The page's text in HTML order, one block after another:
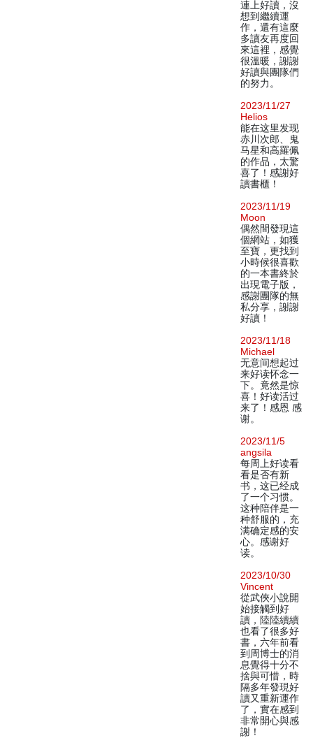
連上好讀，沒
想到繼續運
作，還有這麼
多讀友再度回
來這裡，感覺
很溫暖，謝謝
好讀與團隊們
的努力。
2023/11/27
Helios
能在这里发现
赤川次郎、鬼
马星和高羅佩
的作品，太驚
喜了！感謝好
讀書櫃！
2023/11/19
Moon
偶然間發現這
個網站，如獲
至寶，更找到
小時候很喜歡
的一本書終於
出現電子版，
感謝團隊的無
私分享，謝謝
好讀！
2023/11/18
Michael
无意间想起过
来好读怀念一
下。竟然是惊
喜！好读活过
来了！感恩 感
谢。
2023/11/5
angsila
每周上好读看
看是否有新
书，这已经成
了一个习惯。
这种陪伴是一
种舒服的，充
满确定感的安
心。感谢好
读。
2023/10/30
Vincent
從武俠小說開
始接觸到好
讀，陸陸續續
也看了很多好
書，六年前看
到周博士的消
息覺得十分不
捨與可惜，時
隔多年發現好
讀又重新運作
了，實在感到
非常開心與感
謝！